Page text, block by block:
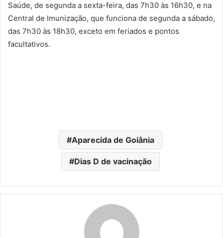
Saúde, de segunda a sexta-feira, das 7h30 às 16h30, e na
Central de Imunização, que funciona de segunda a sábado,
das 7h30 às 18h30, exceto em feriados e pontos
facultativos.
Aparecida de Goiânia
Dias D de vacinação